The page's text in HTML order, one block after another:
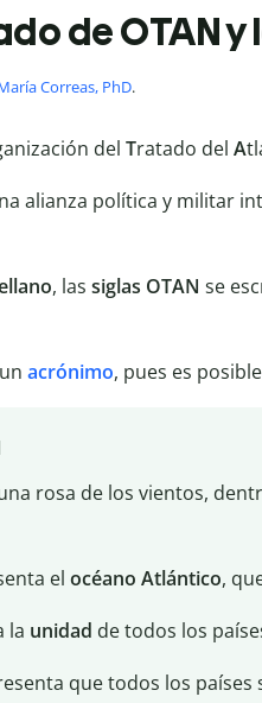
de OTAN
Correas, PhD.
del Tratado del A
alianza política y militar
, las siglas OTAN se
acrónimo, pues es
rosa de los vientos,
el océano Atlántico,
la unidad de todos los
que todos los países